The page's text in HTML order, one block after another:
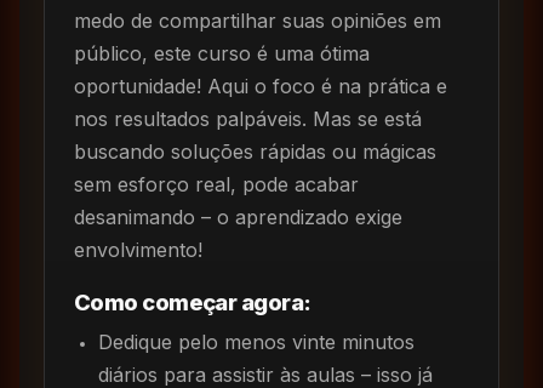
medo de compartilhar suas opiniões em
público, este curso é uma ótima
oportunidade! Aqui o foco é na prática e
nos resultados palpáveis. Mas se está
buscando soluções rápidas ou mágicas
sem esforço real, pode acabar
desanimando – o aprendizado exige
envolvimento!
Como começar agora:
Dedique pelo menos vinte minutos
diários para assistir às aulas – isso já